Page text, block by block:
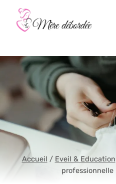
contenu
Accueil / Eveil & Education
professionnelle